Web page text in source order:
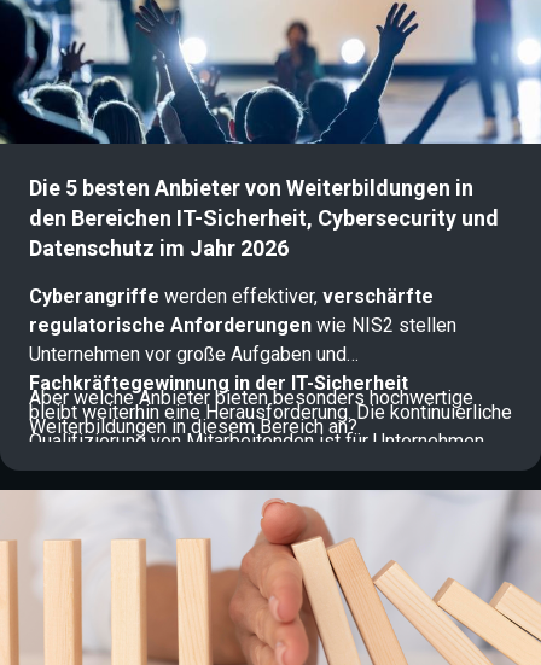
verlagert den Sicherheitsanker direkt an die Identität des
Nutzers und des Geräts.
Die 5 besten Anbieter von Weiterbildungen in
den Bereichen IT-Sicherheit, Cybersecurity und
Datenschutz im Jahr 2026
Cyberangriffe werden effektiver, verschärfte
regulatorische Anforderungen wie NIS2 stellen
Unternehmen vor große Aufgaben und
Fachkräftegewinnung in der IT-Sicherheit
bleibt weiterhin eine Herausforderung. Die kontinuierliche
Qualifizierung von Mitarbeitenden ist für Unternehmen
daher längst zentraler Bestandteil einer
effektiven Cyberresilienzstrategie.
Aber welche Anbieter bieten besonders hochwertige
Weiterbildungen in diesem Bereich an?